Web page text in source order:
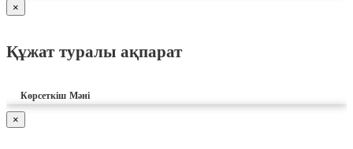
×
Құжат туралы ақпарат
Көрсеткіш Мәні
×